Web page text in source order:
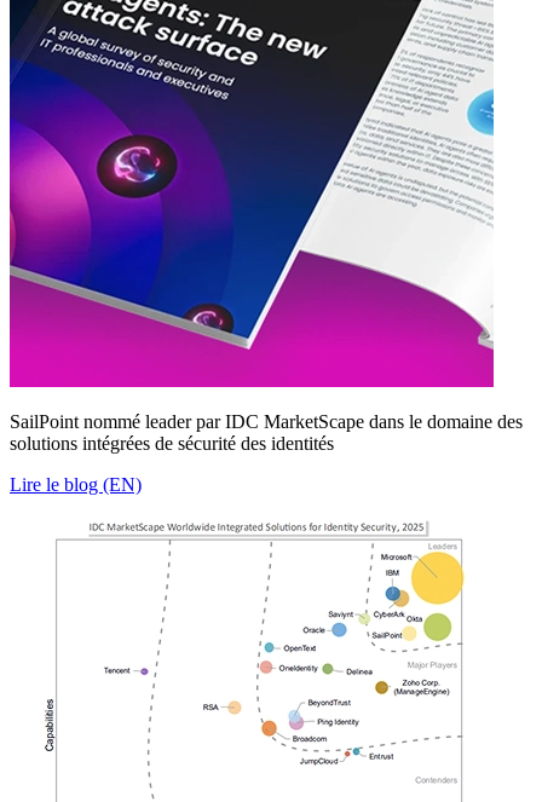
SailPoint nommé leader par IDC MarketScape dans le domaine des
solutions intégrées de sécurité des identités
Lire le blog (EN)